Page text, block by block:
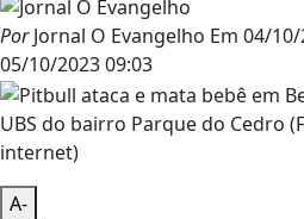
PorJornal O Evangelho Em 04/10/
05/10/2023 09:03
UBS do bairro Parque do Cedro
internet)
A-